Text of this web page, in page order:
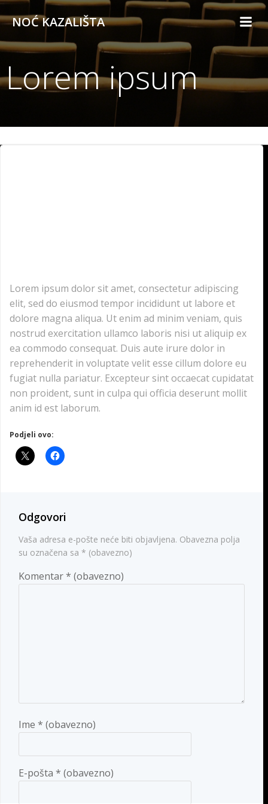
Skip
to
content
NOĆ KAZALIŠTA
Lorem ipsum
Lorem ipsum dolor sit amet, consectetur adipiscing
elit, sed do eiusmod tempor incididunt ut labore et
dolore magna aliqua. Ut enim ad minim veniam, quis
nostrud exercitation ullamco laboris nisi ut aliquip ex
ea commodo consequat. Duis aute irure dolor in
reprehenderit in voluptate velit esse cillum dolore eu
fugiat nulla pariatur. Excepteur sint occaecat cupidatat
non proident, sunt in culpa qui officia deserunt mollit
anim id est laborum.
Podjeli ovo:
Odgovori
Vaša adresa e-pošte neće biti objavljena. Obavezna polja
su označena sa * (obavezno)
Komentar* (obavezno)
Ime * (obavezno)
E-pošta * (obavezno)